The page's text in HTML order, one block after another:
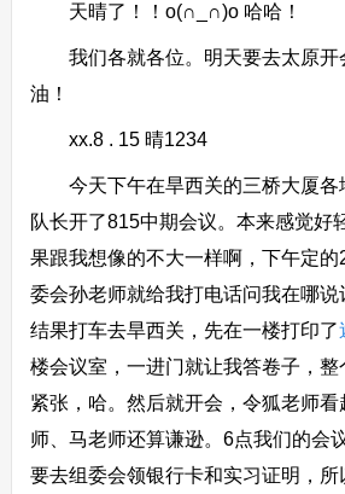
天晴了！！o(∩_∩)o 哈哈！
我们各就各位。明天要去太原开
油！
xx.8 . 15 晴1234
今天下午在旱西关的三桥大厦各
队长开了815中期会议。本来感觉好
果跟我想像的不大一样啊，下午定的
委会孙老师就给我打电话问我在哪说
结果打车去旱西关，先在一楼打印了
楼会议室，一进门就让我答卷子，整
紧张，哈。然后就开会，令狐老师
师、马老师还算谦逊。6点我们的会
要去组委会领银行卡和实习证明，所